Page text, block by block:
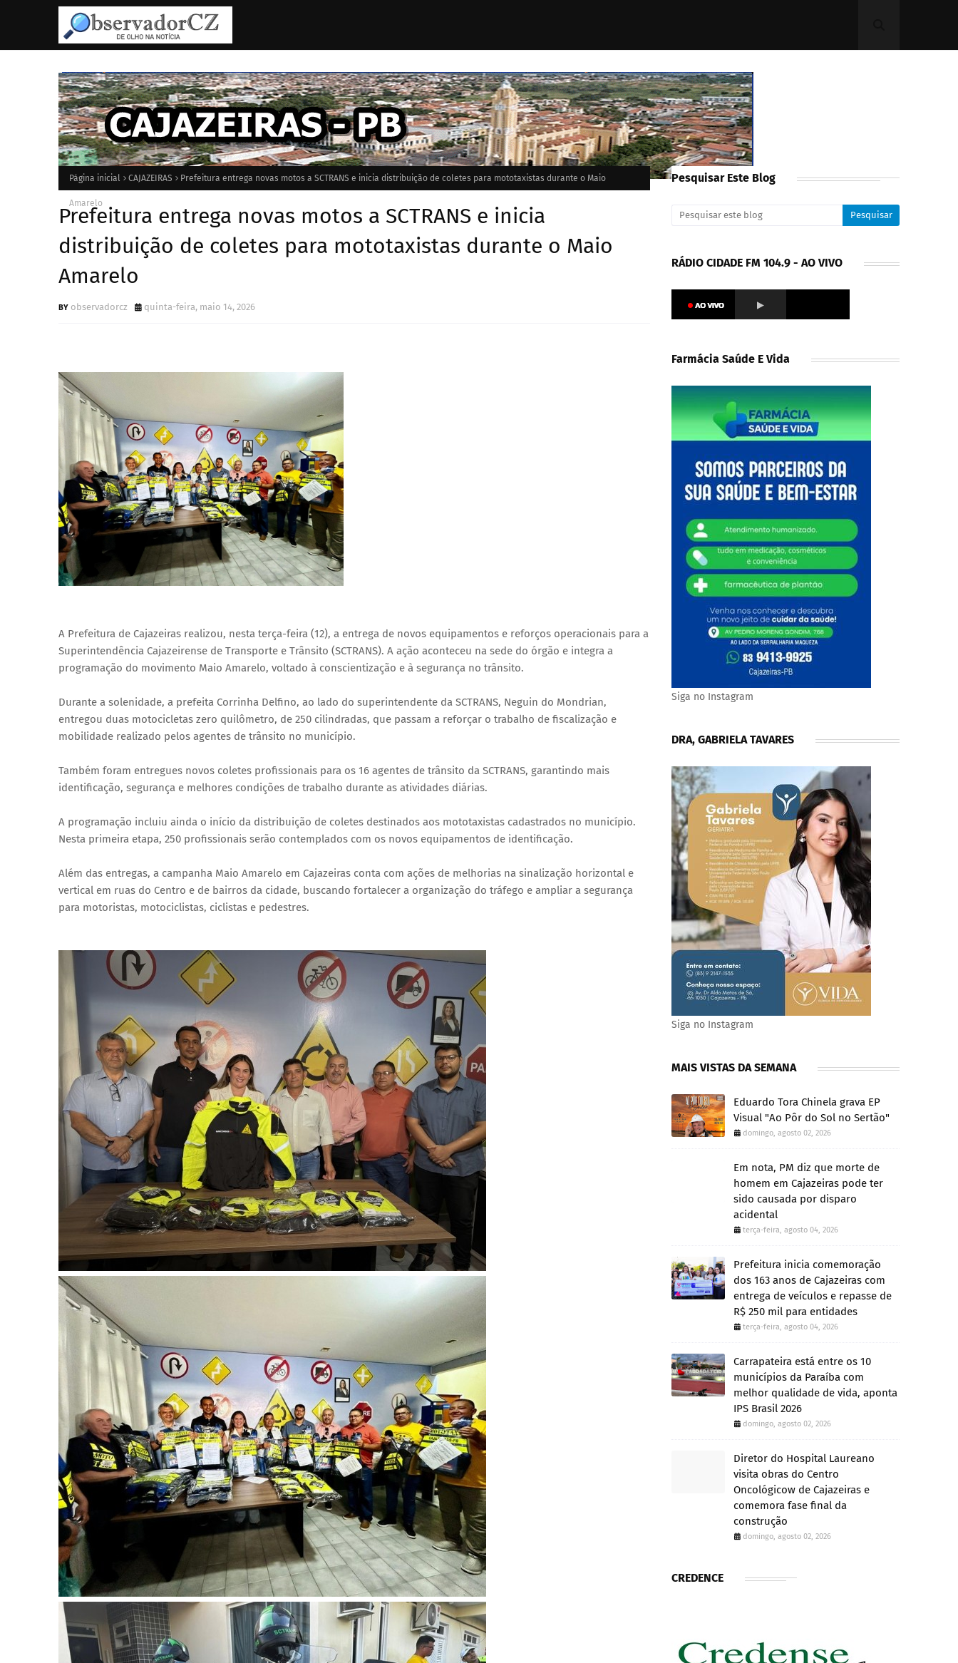
Página inicial CAJAZEIRAS Prefeitura entrega novas motos a SCTRANS e inicia distribuição de coletes para mototaxistas durante o Maio
Amarelo
Prefeitura entrega novas motos a SCTRANS e inicia
distribuição de coletes para mototaxistas durante o Maio
Amarelo
observadorcz quinta-feira, maio 14, 2026
A Prefeitura de Cajazeiras realizou, nesta terça-feira (12), a entrega de novos equipamentos e reforços operacionais para a
Superintendência Cajazeirense de Transporte e Trânsito (SCTRANS). A ação aconteceu na sede do órgão e integra a
programação do movimento Maio Amarelo, voltado à conscientização e à segurança no trânsito.
Durante a solenidade, a prefeita Corrinha Delfino, ao lado do superintendente da SCTRANS, Neguin do Mondrian,
entregou duas motocicletas zero quilômetro, de 250 cilindradas, que passam a reforçar o trabalho de fiscalização e
mobilidade realizado pelos agentes de trânsito no município.
Também foram entregues novos coletes profissionais para os 16 agentes de trânsito da SCTRANS, garantindo mais
identificação, segurança e melhores condições de trabalho durante as atividades diárias.
A programação incluiu ainda o início da distribuição de coletes destinados aos mototaxistas cadastrados no município.
Nesta primeira etapa, 250 profissionais serão contemplados com os novos equipamentos de identificação.
Além das entregas, a campanha Maio Amarelo em Cajazeiras conta com ações de melhorias na sinalização horizontal e
vertical em ruas do Centro e de bairros da cidade, buscando fortalecer a organização do tráfego e ampliar a segurança
para motoristas, motociclistas, ciclistas e pedestres.
Pesquisar Este Blog
RÁDIO CIDADE FM 104.9 - AO VIVO
Farmácia Saúde E Vida
Siga no Instagram
DRA, GABRIELA TAVARES
Siga no Instagram
MAIS VISTAS DA SEMANA
Eduardo Tora Chinela grava EP
Visual "Ao Pôr do Sol no Sertão"
domingo, agosto 02, 2026
Em nota, PM diz que morte de
homem em Cajazeiras pode ter
sido causada por disparo
acidental
terça-feira, agosto 04, 2026
Prefeitura inicia comemoração
dos 163 anos de Cajazeiras com
entrega de veículos e repasse de
R$ 250 mil para entidades
terça-feira, agosto 04, 2026
Carrapateira está entre os 10
municípios da Paraíba com
melhor qualidade de vida, aponta
IPS Brasil 2026
domingo, agosto 02, 2026
Diretor do Hospital Laureano
visita obras do Centro
Oncológicow de Cajazeiras e
comemora fase final da
construção
domingo, agosto 02, 2026
CREDENCE